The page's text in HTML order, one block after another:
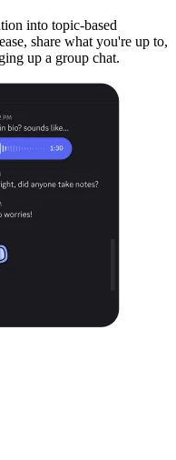
into topic-based
share what you're up to,
up a group chat.